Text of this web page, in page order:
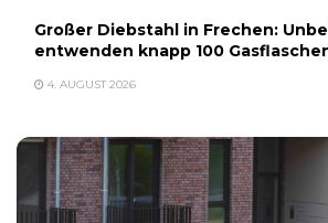
Großer Diebstahl in Frechen:
entwenden knapp 100
4. AUGUST 2026